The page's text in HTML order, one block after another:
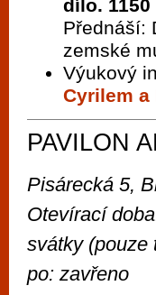
dílo.
Přednáší:
zemské
Výukový
Cyrilem a
PAVILON
Pisárecká 5,
Otevírací
svátky (pouze
po: zavřeno